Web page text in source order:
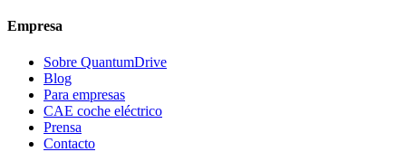
Empresa
Sobre QuantumDrive
Blog
Para empresas
CAE coche eléctrico
Prensa
Contacto